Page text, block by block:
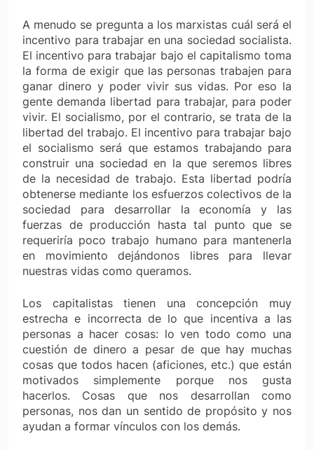
A menudo se pregunta a los marxistas cuál será el
incentivo para trabajar en una sociedad socialista.
El incentivo para trabajar bajo el capitalismo toma
la forma de exigir que las personas trabajen para
ganar dinero y poder vivir sus vidas. Por eso la
gente demanda libertad para trabajar, para poder
vivir. El socialismo, por el contrario, se trata de la
libertad del trabajo. El incentivo para trabajar bajo
el socialismo será que estamos trabajando para
construir una sociedad en la que seremos libres
de la necesidad de trabajo. Esta libertad podría
obtenerse mediante los esfuerzos colectivos de la
sociedad para desarrollar la economía y las
fuerzas de producción hasta tal punto que se
requeriría poco trabajo humano para mantenerla
en movimiento dejándonos libres para llevar
nuestras vidas como queramos.
Los capitalistas tienen una concepción muy
estrecha e incorrecta de lo que incentiva a las
personas a hacer cosas: lo ven todo como una
cuestión de dinero a pesar de que hay muchas
cosas que todos hacen (aficiones, etc.) que están
motivados simplemente porque nos gusta
hacerlos. Cosas que nos desarrollan como
personas, nos dan un sentido de propósito y nos
ayudan a formar vínculos con los demás.